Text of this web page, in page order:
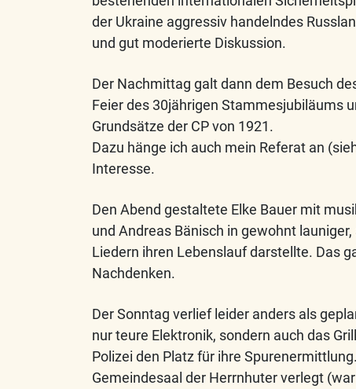
der Ukraine aggressiv handelndes
und gut moderierte Diskussion.
Der Nachmittag galt dann dem Besuch
Feier des 30jährigen Stammesjubiläums
Grundsätze der CP von 1921.
Dazu hänge ich auch mein Referat an
Interesse.
Den Abend gestaltete Elke Bauer mit
und Andreas Bänisch in gewohnt
Liedern ihren Lebenslauf darstellte. Das
Nachdenken.
Der Sonntag verlief leider anders als
nur teure Elektronik, sondern auch das
Polizei den Platz für ihre
Gemeindesaal der Herrnhuter verlegt